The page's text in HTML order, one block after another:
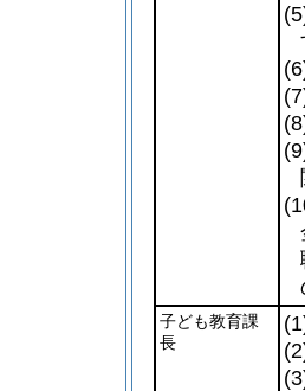
子ども教育課
長